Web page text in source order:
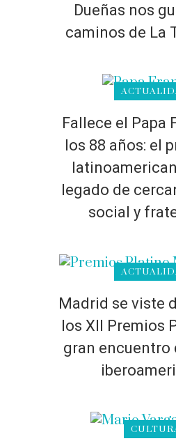
Dueñas nos
caminos de La
Fallece el Papa
los 88 años: el
legado de
social y
Madrid se viste
los XII Premios
gran encuentro